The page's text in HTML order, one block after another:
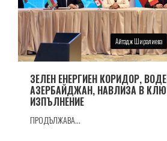
Айтадж Ширалиева
ЗЕЛЕН ЕНЕРГИЕН КОРИДОР,
АЗЕРБАЙДЖАН, НАВЛИЗА В
ИЗПЪЛНЕНИЕ
ПРОДЪЛЖАВА...